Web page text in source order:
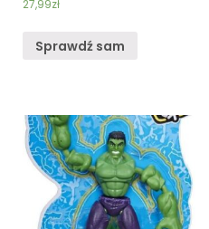
27,99zł
Sprawdź sam